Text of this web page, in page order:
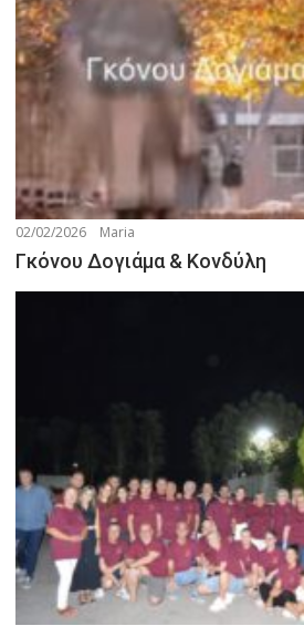
02/02/2026 Maria
Γκόνου Δογιάμα & Κονδύλη